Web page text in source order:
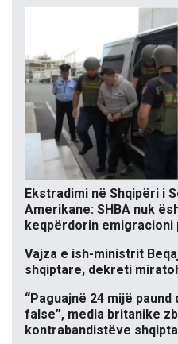
Ekstradimi në Shqipëri i
Amerikane: SHBA nuk
keqpërdorin emigracioni
Vajza e ish-ministrit
shqiptare, dekreti
“Paguajnë 24 mijë
false”, media britanike
kontrabandistëve